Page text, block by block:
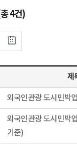
4건)
제
외국인관광 도시민박
외국인관광 도시민박
기준)